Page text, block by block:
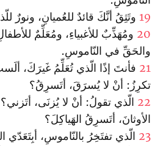
19 وتَثِقُ أنَّكَ قائدٌ للعُميانِ، ونورٌ
20 ومُهَذِّبٌ للأغبياءِ، ومُعَلِّمٌ
والحَقِّ في النّاموسِ.
21 فأنتَ إذًا الّذي تُعَلِّمُ غَيرَكَ،
تكرِزُ: أنْ لا يُسرَقَ، أتَسرِقُ؟
22 الّذي تقولُ: أنْ لا يُزنَى،
الأوثانَ، أتَسرِقُ الهَياكِلَ؟
23 الّذي تفتَخِرُ بالنّاموسِ، أبِتَعَدّي